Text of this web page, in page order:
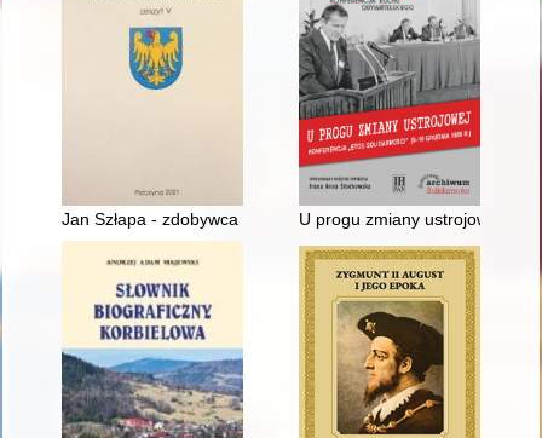
Jan Szłapa - zdobywca góry św. Anny, pierwszy burmistrz
U progu zmiany ustrojowej :